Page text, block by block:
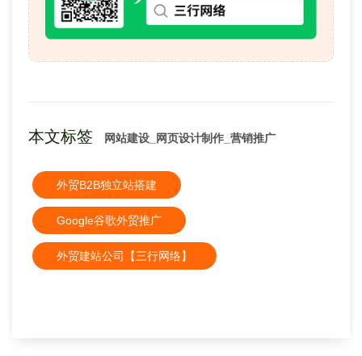
本文标签 网站建设_网页设计制作_营销推广
外贸B2B独立站搭建
Google谷歌外贸推广
外贸建站公司【三行网络】